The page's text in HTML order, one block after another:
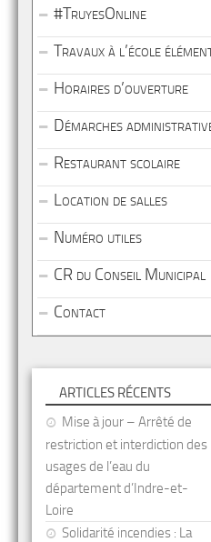
#TruyesOnline
Travaux à l’école
Horaires d’ouverture
Démarches
Restaurant scolaire
Location de salles
Numéro utiles
CR du Conseil Municipal
Contact
ARTICLES RÉCENTS
Mise à jour – Arrêté de
restriction et interdiction des
usages de l’eau du
département d’Indre-et-
Loire
Solidarité incendies : La